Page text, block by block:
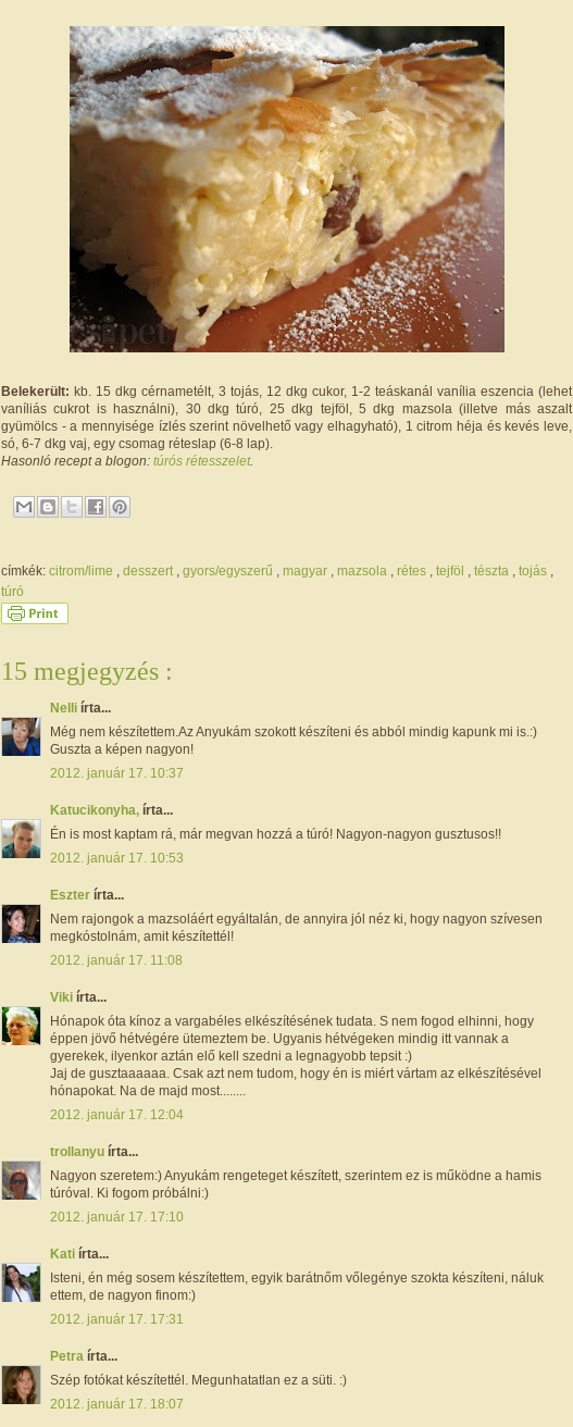
Belekerült: kb. 15 dkg cérnametélt, 3 tojás, 12 dkg cukor, 1-2 teáskanál vanília eszencia (lehet
vaníliás cukrot is használni), 30 dkg túró, 25 dkg tejföl, 5 dkg mazsola (illetve más aszalt
gyümölcs - a mennyisége ízlés szerint növelhető vagy elhagyható), 1 citrom héja és kevés leve,
só, 6-7 dkg vaj, egy csomag réteslap (6-8 lap).
Hasonló recept a blogon: túrós rétesszelet.
címkék: citrom/lime desszert gyors/egyszerű magyar mazsola rétes tejföl tészta tojás
túró
15 megjegyzés :
Nelli írta...
Még nem készítettem.Az Anyukám szokott készíteni és abból mindig kapunk mi is.:)
Guszta a képen nagyon!
2012. január 17. 10:37
Katucikonyha, írta...
Én is most kaptam rá, már megvan hozzá a túró! Nagyon-nagyon gusztusos!!
2012. január 17. 10:53
Eszter írta...
Nem rajongok a mazsoláért egyáltalán, de annyira jól néz ki, hogy nagyon szívesen
megkóstolnám, amit készítettél!
2012. január 17. 11:08
Viki írta...
Hónapok óta kínoz a vargabéles elkészítésének tudata. S nem fogod elhinni, hogy
éppen jövő hétvégére ütemeztem be. Ugyanis hétvégeken mindig itt vannak a
gyerekek, ilyenkor aztán elő kell szedni a legnagyobb tepsit :)
Jaj de gusztaaaaaa. Csak azt nem tudom, hogy én is miért vártam az elkészítésével
hónapokat. Na de majd most........
2012. január 17. 12:04
trollanyu írta...
Nagyon szeretem:) Anyukám rengeteget készített, szerintem ez is működne a hamis
túróval. Ki fogom próbálni:)
2012. január 17. 17:10
Kati írta...
Isteni, én még sosem készítettem, egyik barátnőm vőlegénye szokta készíteni, náluk
ettem, de nagyon finom:)
2012. január 17. 17:31
Petra írta...
Szép fotókat készítettél. Megunhatatlan ez a süti. :)
2012. január 17. 18:07